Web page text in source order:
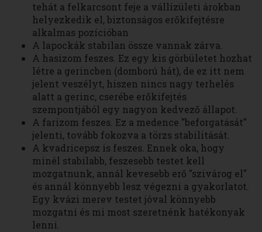
tehát a felkarcsont feje a vállízületi árokban
helyezkedik el, biztonságos erőkifejtésre
alkalmas pozícióban
A lapockák stabilan össze vannak zárva.
A hasizom feszes. Ez egy kis görbületet hozhat
létre a gerincben (domború hát), de ez itt nem
jelent veszélyt, hiszen nincs nagy terhelés
alatt a gerinc, cserébe erőkifejtés
szempontjából egy nagyon kedvező állapot.
A farizom feszes. Ez a medence "beforgatását"
jelenti, tovább fokozva a törzs stabilitását.
A kvadricepsz is feszes. Ennek oka, hogy
minél stabilabb, feszesebb testet kell
mozgatnunk, annál kevesebb erő "szivárog el"
és annál könnyebb lesz végezni a gyakorlatot.
Egy kvázi merev testet jóval könnyebb
mozgatni és mi most szeretnénk hatékonyak
lenni.